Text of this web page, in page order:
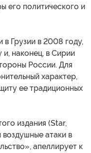
его политического и
в Грузии в 2008 году,
и, наконец, в Сирии
России. Для
характер,
ее традиционных
издания (Star,
воздушные атаки в
апеллирует к